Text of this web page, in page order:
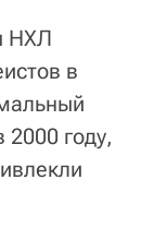
НХЛ
в
2000 году,